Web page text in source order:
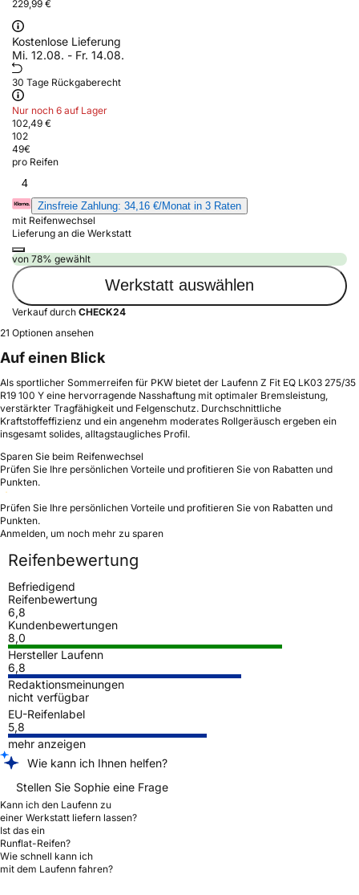
229,99 €
Kostenlose Lieferung
Mi. 12.08. - Fr. 14.08.
30 Tage Rückgaberecht
Nur noch 6 auf Lager
102,49 €
102
49€
pro Reifen
4
Zinsfreie Zahlung: 34,16 €/Monat in 3 Raten
mit Reifenwechsel
Lieferung an die Werkstatt
von 78% gewählt
Werkstatt auswählen
Verkauf durch CHECK24
21 Optionen ansehen
Auf einen Blick
Als sportlicher Sommerreifen für PKW bietet der Laufenn Z Fit EQ LK03 275/35
R19 100 Y eine hervorragende Nasshaftung mit optimaler Bremsleistung,
verstärkter Tragfähigkeit und Felgenschutz. Durchschnittliche
Kraftstoffeffizienz und ein angenehm moderates Rollgeräusch ergeben ein
insgesamt solides, alltagstaugliches Profil.
Sparen Sie beim Reifenwechsel
Prüfen Sie Ihre persönlichen Vorteile und profitieren Sie von Rabatten und
Punkten.
Prüfen Sie Ihre persönlichen Vorteile und profitieren Sie von Rabatten und
Punkten.
Anmelden, um noch mehr zu sparen
Reifenbewertung
Befriedigend
Reifenbewertung
6,8
Kundenbewertungen
8,0
Hersteller Laufenn
6,8
Redaktionsmeinungen
nicht verfügbar
EU-Reifenlabel
5,8
mehr anzeigen
Wie kann ich Ihnen helfen?
Stellen Sie Sophie eine Frage
Kann ich den Laufenn zu
einer Werkstatt liefern lassen?
Ist das ein
Runflat-Reifen?
Wie schnell kann ich
mit dem Laufenn fahren?